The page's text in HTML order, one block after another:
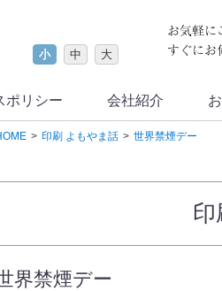
ポリシー 会社紹介
小 中 大
印刷 よもやま話 世界禁煙デー
印
界禁煙デー